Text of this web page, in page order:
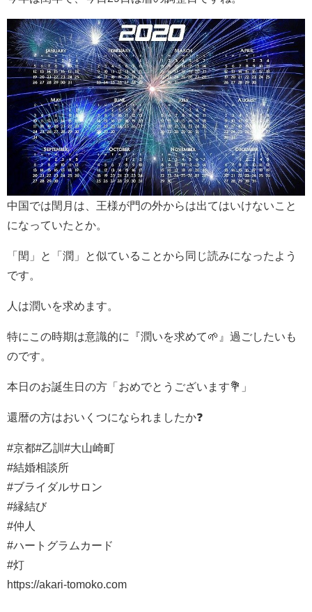
中国では閏月は、王様が門の外からは出てはいけないこと
になっていたとか。
「閏」と「潤」と似ていることから同じ読みになったよう
です。
人は潤いを求めます。
特にこの時期は意識的に『潤いを求めて🌱』過ごしたいも
のです。
本日のお誕生日の方「おめでとうございます💐」
還暦の方はおいくつになられましたか❓
#京都#乙訓#大山崎町
#結婚相談所
#ブライダルサロン
#縁結び
#仲人
#ハートグラムカード
#灯
https://akari-tomoko.com